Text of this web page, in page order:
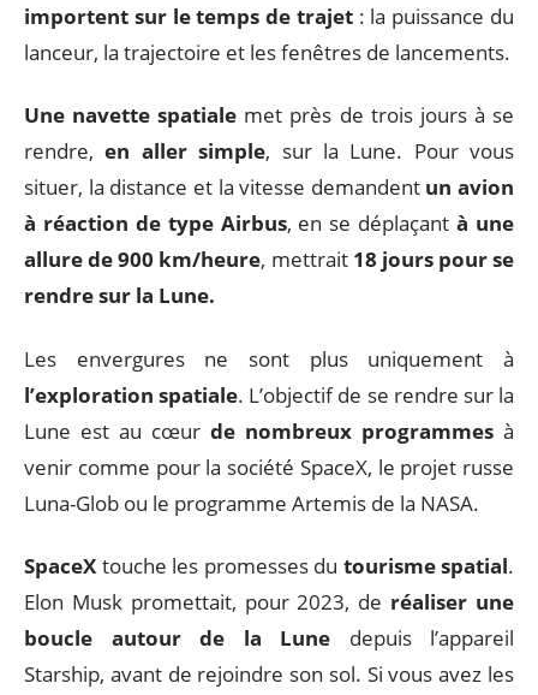
importent sur le temps de trajet : la puissance du
lanceur, la trajectoire et les fenêtres de lancements.
Une navette spatiale met près de trois jours à se
rendre, en aller simple, sur la Lune. Pour vous
situer, la distance et la vitesse demandent un avion
à réaction de type Airbus, en se déplaçantà une
allure de 900 km/heure, mettrait 18 jours pour se
rendre sur la Lune.
Les envergures ne sont plus uniquement à
l’exploration spatiale. L’objectif de se rendre sur la
Lune est au cœur de nombreux programmes à
venir comme pour la société SpaceX, le projet russe
Luna-Glob ou le programme Artemis de la NASA.
SpaceX touche les promesses du tourisme spatial.
Elon Musk promettait, pour 2023, de réaliser une
boucle autour de la Lune depuis l’appareil
Starship, avant de rejoindre son sol. Si vous avez les